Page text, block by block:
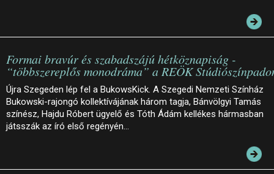
Formai bravúr és szabadszájú hétköznapiság -
“többszereplős monodráma” a REÖK
Újra Szegeden lép fel a BukowsKick. A Szegedi Nemzeti Színház
Bukowski-rajongó kollektívájának három tagja, Bánvölgyi Tamás
színész, Hajdu Róbert ügyelő és Tóth Ádám kellékes hármasban
játsszák az író első regényén…